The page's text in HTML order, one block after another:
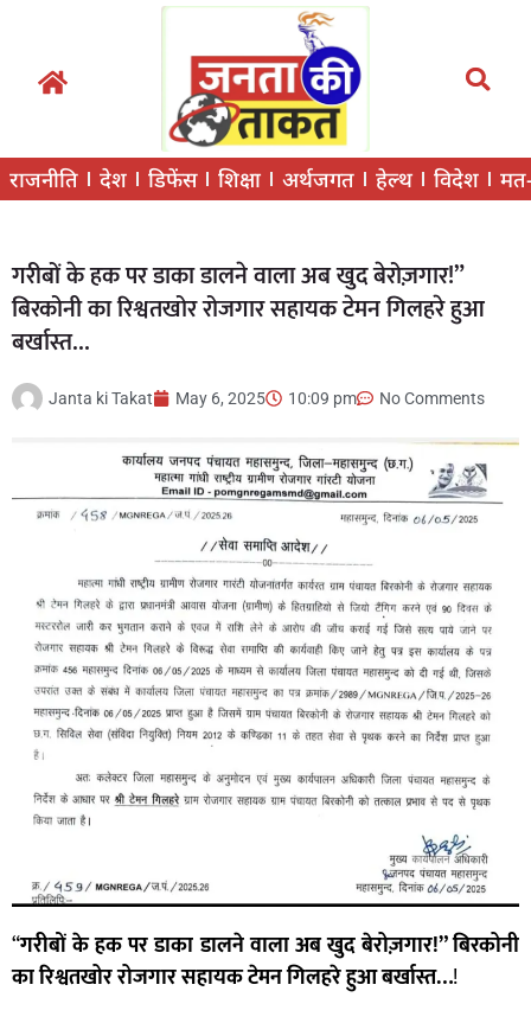
राजनीति देश डिफेंस शिक्षा अर्थजगत हेल्थ विदेश
गरीबों के हक पर डाका डालने वाला अब खुद बेरोज़गार!”
बिरकोनी का रिश्वतखोर रोजगार सहायक टेमन गिलहरे हुआ
बर्खास्त…
Janta ki Takat May 6, 2025 10:09 pm No Comments
“गरीबों के हक पर डाका डालने वाला अब खुद बेरोज़गार!” बिरकोनी
का रिश्वतखोर रोजगार सहायक टेमन गिलहरे हुआ बर्खास्त…!